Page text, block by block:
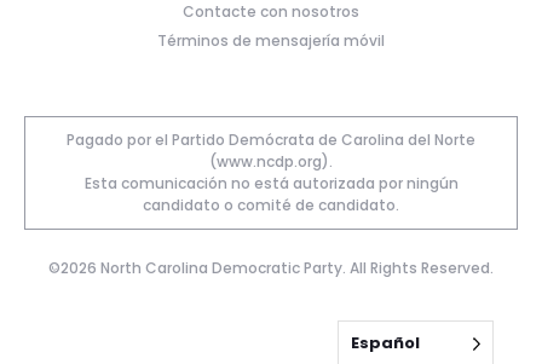
Contacte con nosotros
Términos de mensajería móvil
Pagado por el Partido Demócrata de Carolina del Norte
(www.ncdp.org).
Esta comunicación no está autorizada por ningún
candidato o comité de candidato.
©2026 North Carolina Democratic Party. All Rights Reserved.
Español